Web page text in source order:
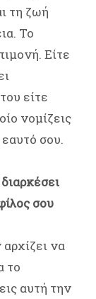
τη ζωή
Το
Είτε
είτε
νομίζεις
σου.
σου
να
το
αυτή την